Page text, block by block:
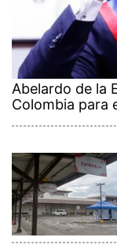
Abelardo de la
Colombia para